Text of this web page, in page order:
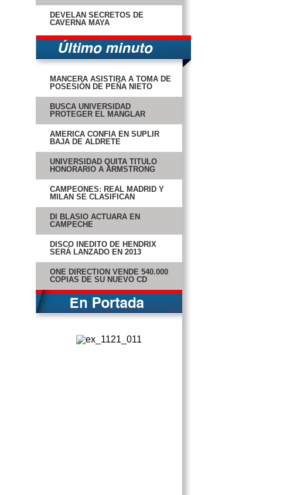
DEVELAN SECRETOS DE
CAVERNA MAYA
MANCERA ASISTIRÁ A TOMA DE
POSESIÓN DE PEÑA NIETO
BUSCA UNIVERSIDAD
PROTEGER EL MANGLAR
AMÉRICA CONFÍA EN SUPLIR
BAJA DE ALDRETE
UNIVERSIDAD QUITA TÍTULO
HONORARIO A ARMSTRONG
CAMPEONES: REAL MADRID Y
MILAN SE CLASIFICAN
DI BLASIO ACTUARÁ EN
CAMPECHE
DISCO INÉDITO DE HENDRIX
SERÁ LANZADO EN 2013
ONE DIRECTION VENDE 540.000
COPIAS DE SU NUEVO CD
PRI PROMUEVE COMISIÓN
ANTICORRUPCIÓN
CORONEL CERCANO A PEÑA